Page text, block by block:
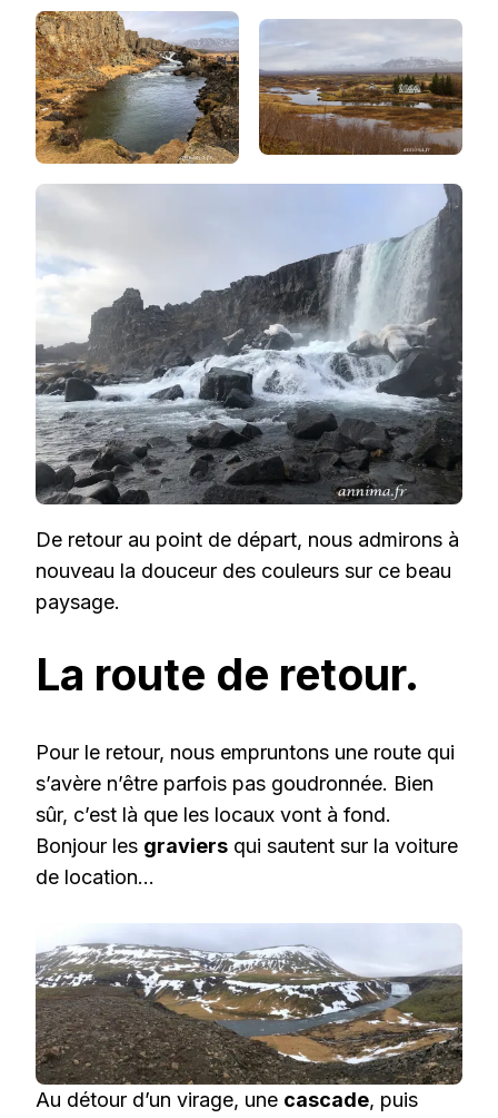
De retour au point de départ, nous admirons à
nouveau la douceur des couleurs sur ce beau
paysage.
La route de retour.
Pour le retour, nous empruntons une route qui
s’avère n’être parfois pas goudronnée. Bien
sûr, c’est là que les locaux vont à fond.
Bonjour les graviers qui sautent sur la voiture
de location…
Au détour d’un virage, une cascade, puis